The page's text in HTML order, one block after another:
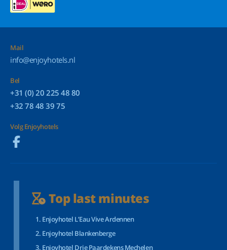
Mail
info@enjoyhotels.nl
Bel
+31 (0) 20 225 48 80
+32 78 48 39 75
Volg Enjoyhotels
Top last minutes
Enjoyhotel L’Eau Vive Ardennen
Enjoyhotel Blankenberge
Enjoyhotel Drie Paardekens Mechelen